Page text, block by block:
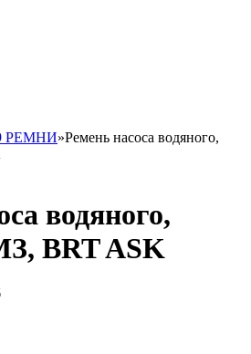
РЕМНИ»Ремень насоса водяного,
водяного,
BRT ASK